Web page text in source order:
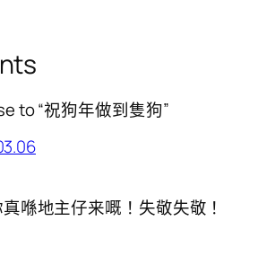
to “祝狗年做到隻狗”
喺地主仔来嘅！失敬失敬！